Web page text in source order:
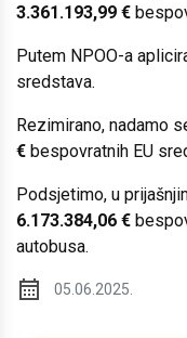
3.361.193,99 €
Putem NPOO-a
sredstava.
Rezimirano, nadamo
€ bespovratnih EU
Podsjetimo, u
6.173.384,06 €
autobusa.
05.06.2025.